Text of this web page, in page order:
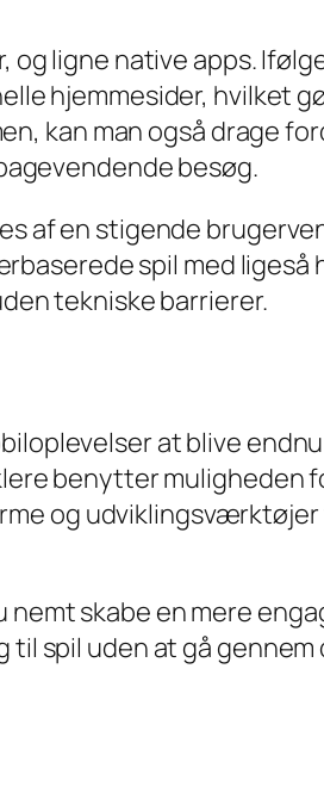
ligne native apps. Ifølge
hjemmesider, hvilket
kan man også drage
besøg.
af en stigende
spil med ligeså
tekniske barrierer.
at blive
benytter muligheden
og
nemt skabe en mere
spil uden at gå